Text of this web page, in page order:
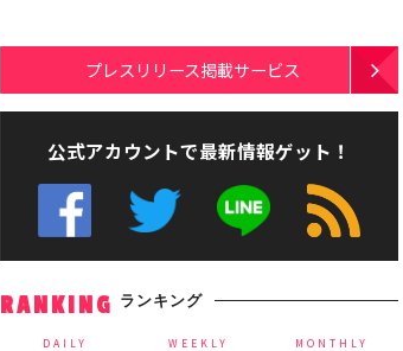
プレスリリース掲載サービス
公式アカウントで最新情報ゲット！
RANKING ランキング
DAILY WEEKLY MONTHLY